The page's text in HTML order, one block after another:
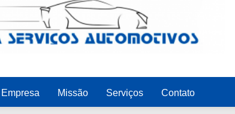
Empresa Missão Serviços Contato